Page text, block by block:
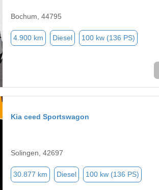
Bochum, 44795
4.900 km Diesel 100 kw (136 PS)
Kia ceed Sportswagon
Solingen, 42697
30.877 km Diesel 100 kw (136 PS)